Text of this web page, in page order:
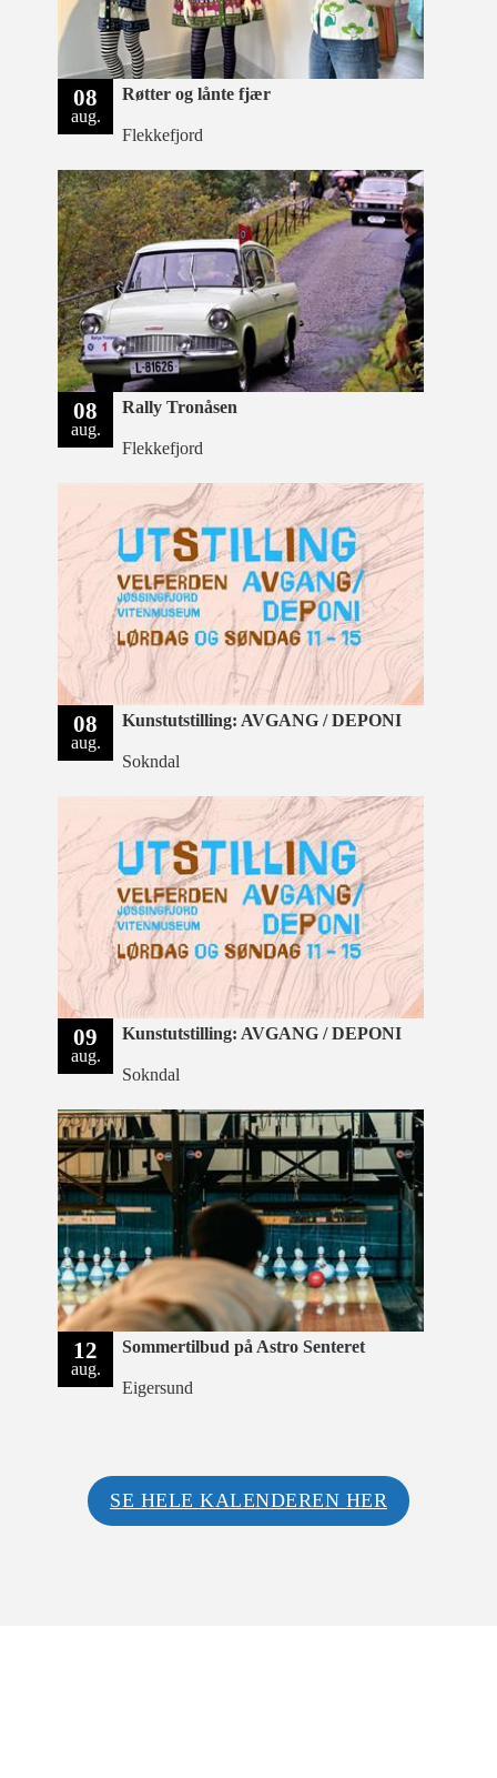
08
aug.
Røtter og lånte fjær
Flekkefjord
08
aug.
Rally Tronåsen
Flekkefjord
08
aug.
Kunstutstilling: AVGANG / DEPONI
Sokndal
09
aug.
Kunstutstilling: AVGANG / DEPONI
Sokndal
12
aug.
Sommertilbud på Astro Senteret
Eigersund
SE HELE KALENDEREN HER